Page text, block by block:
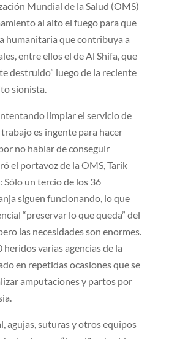
Mundial de la Salud (OMS)
al alto el fuego para que
humanitaria que contribuya a
entre ellos el de Al Shifa, que
destruido” luego de la reciente
sionista.
limpiar el servicio de
es ingente para hacer
no hablar de conseguir
el portavoz de la OMS, Tarik
Sólo un tercio de los 36
siguen funcionando, lo que
“preservar lo que queda” del
las necesidades son enormes.
heridos varias agencias de la
en repetidas ocasiones que se
amputaciones y partos por
agujas, suturas y otros equipos